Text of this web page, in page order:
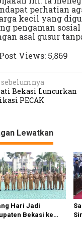
perhatian
kecil yang
pengaman
asal gusur
Post Views: 5,869
sebelumnya
Bekasi Luncurkan
PECAK
Lewatkan
Hari Jadi
Bekasi ke